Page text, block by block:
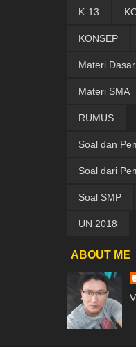
K-13
KONSEP
Materi
Materi SMA
RUMUS
Soal dan
Soal dari
Soal SMP
UN 2018
ABOUT ME